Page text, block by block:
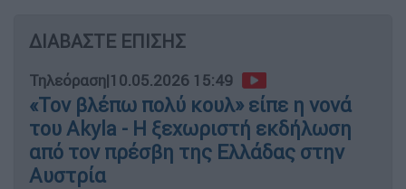
ΔΙΑΒΑΣΤΕ ΕΠΙΣΗΣ
Τηλεόραση|10.05.2026 15:49
«Τον βλέπω πολύ κουλ» είπε η νονά
του Akyla - H ξεχωριστή εκδήλωση
από τον πρέσβη της Ελλάδας στην
Αυστρία